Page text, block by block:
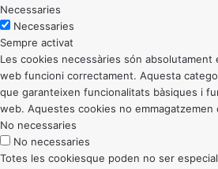
Necessaries
Necessaries
Sempre activat
Les cookies necessàries són absolutament
web funcioni correctament. Aquesta
que garanteixen funcionalitats bàsiques i
web. Aquestes cookies no emmagatzemen
No necessaries
No necessaries
Totes les cookiesque poden no ser